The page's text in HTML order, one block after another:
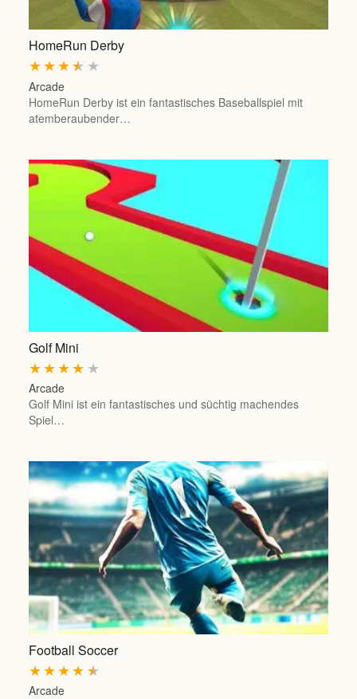
HomeRun Derby
★
★
★
★
★
Arcade
HomeRun Derby ist ein fantastisches Baseballspiel mit
atemberaubender…
Golf Mini
★
★
★
★
★
Arcade
Golf Mini ist ein fantastisches und süchtig machendes
Spiel…
Football Soccer
★
★
★
★
★
Arcade